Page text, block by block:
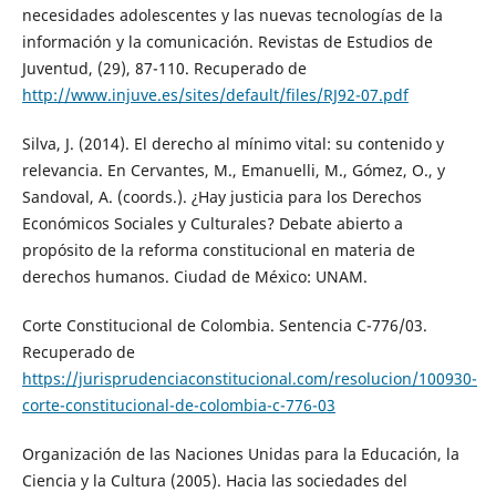
necesidades adolescentes y las nuevas tecnologías de la
información y la comunicación. Revistas de Estudios de
Juventud, (29), 87-110. Recuperado de
http://www.injuve.es/sites/default/files/RJ92-07.pdf
Silva, J. (2014). El derecho al mínimo vital: su contenido y
relevancia. En Cervantes, M., Emanuelli, M., Gómez, O., y
Sandoval, A. (coords.). ¿Hay justicia para los Derechos
Económicos Sociales y Culturales? Debate abierto a
propósito de la reforma constitucional en materia de
derechos humanos. Ciudad de México: UNAM.
Corte Constitucional de Colombia. Sentencia C-776/03.
Recuperado de
https://jurisprudenciaconstitucional.com/resolucion/100930-
corte-constitucional-de-colombia-c-776-03
Organización de las Naciones Unidas para la Educación, la
Ciencia y la Cultura (2005). Hacia las sociedades del